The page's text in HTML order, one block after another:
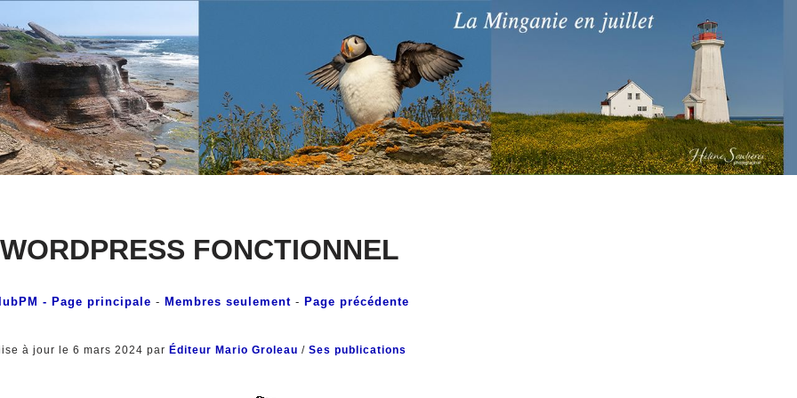
WORDPRESS FONCTIONNEL
- Page principale - Membres seulement - Page précédente
à jour le 6 mars 2024 par Éditeur Mario Groleau / Ses publications